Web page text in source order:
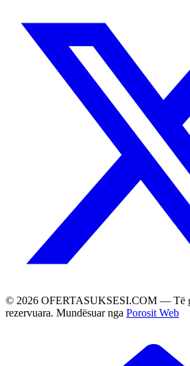
© 2026 OFERTASUKSESI.COM — Të
rezervuara. Mundësuar nga Porosit Web